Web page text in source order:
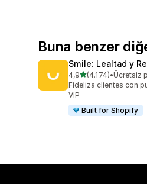
Buna benzer
Smile: Lealtad y
4,95 yıldız üzerinden
(4.174)
toplam 4174•Ücretsiz
Fideliza clientes con
VIP
Built for Shopify